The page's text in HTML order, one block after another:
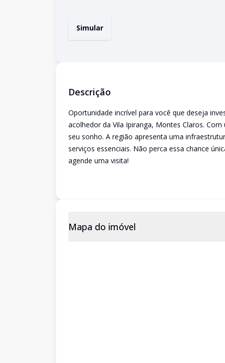
Simular
Descrição
Oportunidade incrível para você que deseja
acolhedor da Vila Ipiranga, Montes Claros.
seu sonho. A região apresenta uma
serviços essenciais. Não perca essa chance
agende uma visita!
Mapa do imóvel